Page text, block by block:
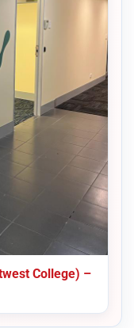
College) –